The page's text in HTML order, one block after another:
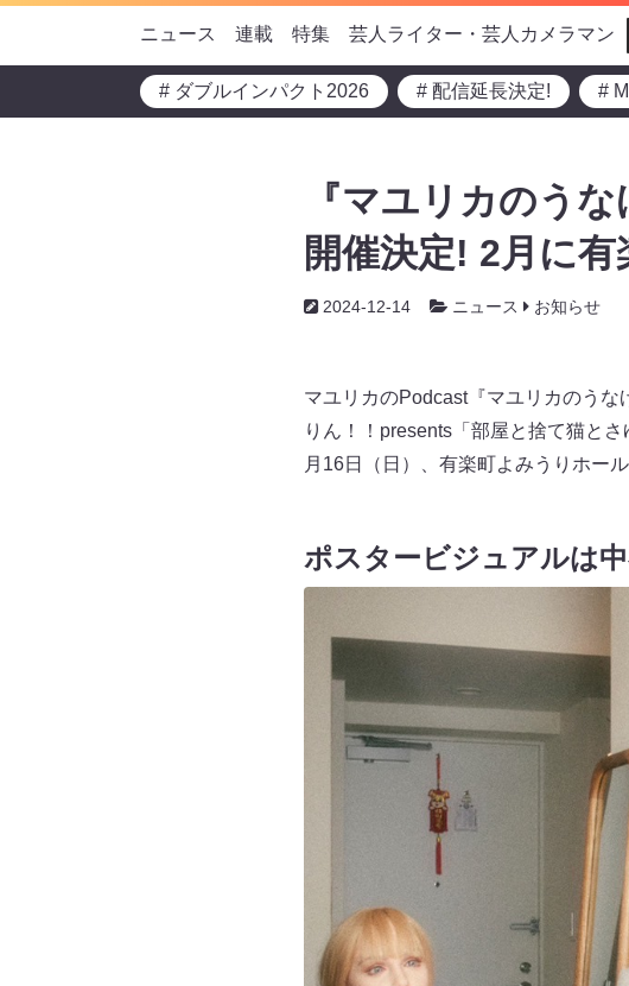
ニュース 連載 特集 芸人ライター・芸人カメラマン
# ダブルインパクト2026 # 配信延長決定! #
『マユリカのう
開催決定! 2月に
2024-12-14 ニュース お知らせ
マユリカのPodcast『マユリカのう
りん！！presents「部屋と捨て猫と
月16日（日）、有楽町よみうりホー
ポスタービジュアルは